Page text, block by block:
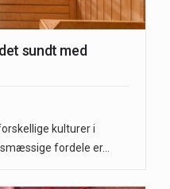
sundt med
kulturer i
fordele er…